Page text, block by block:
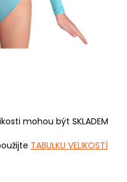
mohou být SKLADEM
TABULKU VELIKOSTÍ